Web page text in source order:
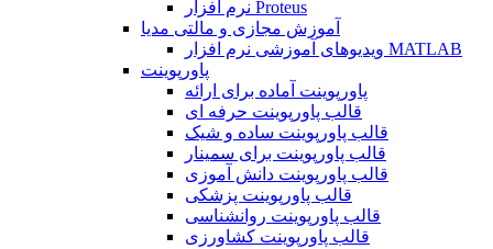
نرم افزار Proteus
آموزش مجازی و مالتی مدیا
ویدیوهای آموزشی نرم افزار MATLAB
پاورپوینت
پاورپوینت آماده برای ارائه
قالب پاورپوینت حرفه ای
قالب پاورپوینت ساده و شیک
قالب پاورپوینت برای سمینار
قالب پاورپوینت دانش آموزی
قالب پاورپوینت پزشکی
قالب پاورپوینت روانشناسی
قالب پاورپوینت کشاورزی